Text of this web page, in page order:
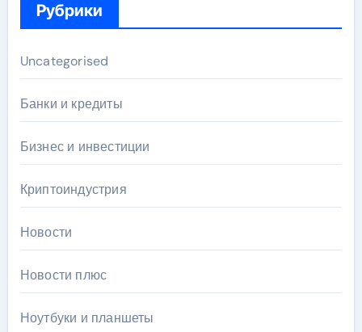
Рубрики
Uncategorised
Банки и кредиты
Бизнес и инвестиции
Криптоиндустрия
Новости
Новости плюс
Ноутбуки и планшеты